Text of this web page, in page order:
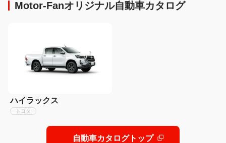
Motor-Fanオリジナル自動車カタログ
ハイラックス
トヨタ
自動車カタログトップ